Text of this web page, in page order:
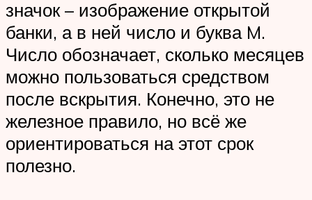
значок – изображение открытой
банки, а в ней число и буква M.
Число обозначает, сколько месяцев
можно пользоваться средством
после вскрытия. Конечно, это не
железное правило, но всё же
ориентироваться на этот срок
полезно.